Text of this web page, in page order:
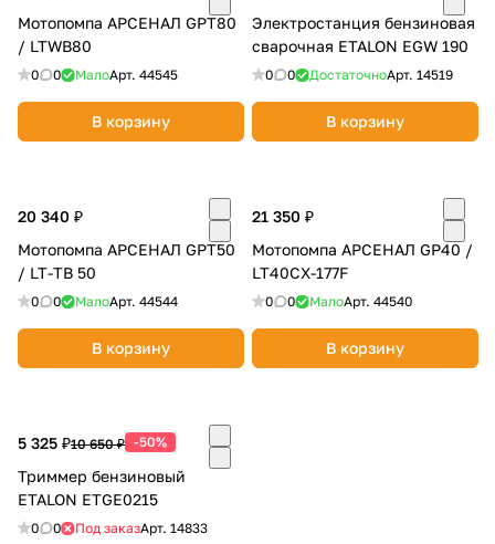
Мотопомпа АРСЕНАЛ GPT80
/ LTWB80
0 0 МалоАрт. 44545
В корзину
Электростанция бензиновая
сварочная ETALON EGW 190
0 0 ДостаточноАрт. 14519
В корзину
20 340 ₽
Мотопомпа АРСЕНАЛ GPT50
/ LT-TB 50
0 0 МалоАрт. 44544
В корзину
21 350 ₽
Мотопомпа АРСЕНАЛ GP40 /
LT40CX-177F
0 0 МалоАрт. 44540
В корзину
5 325 ₽10 650 ₽ -50%
Триммер бензиновый
ETALON ETGE0215
0 0 Под заказАрт. 14833
Подробнее
об оплате Плайтом
недели
Остались вопросы?
8 800 302-02-51
plait.ru